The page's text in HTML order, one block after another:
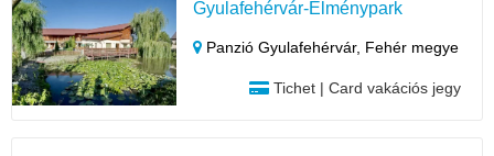
Gyulafehérvár-Élménypark
Panzió Gyulafehérvár, Fehér megye
Tichet | Card vakációs jegy